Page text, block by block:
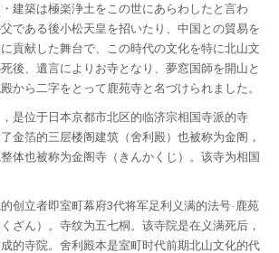
建築は極楽浄土をこの世にあらわしたと言わ
である後小松天皇を招いたり、中国との貿易を
貢献した舞台で、
この時代の文化を特に北山文
後、遺言によりお寺となり、夢窓国師を開山と
から二字をとって鹿苑寺と名づけられました。
是位于日本京都市北区的临济宗相国寺派的寺
金箔的三层楼阁建筑（舍利殿）也被称为金阁，
体也被称为金阁寺（ きんかくじ）。该寺为相国
创立者即室町幕府3代将军足利义满的法号·鹿苑
ざん）。寺纹为五七桐。该寺院是在义满死后，
的寺院。舍利殿本是室町时代前期北山文化的代